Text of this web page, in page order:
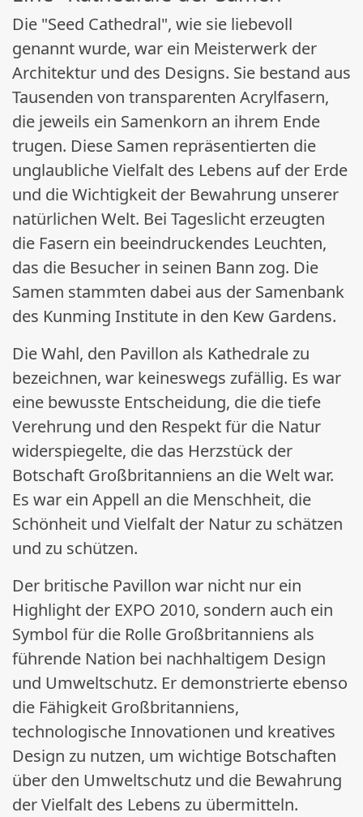
Die "Seed Cathedral", wie sie liebevoll
genannt wurde, war ein Meisterwerk der
Architektur und des Designs. Sie bestand aus
Tausenden von transparenten Acrylfasern,
die jeweils ein Samenkorn an ihrem Ende
trugen. Diese Samen repräsentierten die
unglaubliche Vielfalt des Lebens auf der Erde
und die Wichtigkeit der Bewahrung unserer
natürlichen Welt. Bei Tageslicht erzeugten
die Fasern ein beeindruckendes Leuchten,
das die Besucher in seinen Bann zog. Die
Samen stammten dabei aus der Samenbank
des Kunming Institute in den Kew Gardens.
Die Wahl, den Pavillon als Kathedrale zu
bezeichnen, war keineswegs zufällig. Es war
eine bewusste Entscheidung, die die tiefe
Verehrung und den Respekt für die Natur
widerspiegelte, die das Herzstück der
Botschaft Großbritanniens an die Welt war.
Es war ein Appell an die Menschheit, die
Schönheit und Vielfalt der Natur zu schätzen
und zu schützen.
Der britische Pavillon war nicht nur ein
Highlight der EXPO 2010, sondern auch ein
Symbol für die Rolle Großbritanniens als
führende Nation bei nachhaltigem Design
und Umweltschutz. Er demonstrierte ebenso
die Fähigkeit Großbritanniens,
technologische Innovationen und kreatives
Design zu nutzen, um wichtige Botschaften
über den Umweltschutz und die Bewahrung
der Vielfalt des Lebens zu übermitteln.